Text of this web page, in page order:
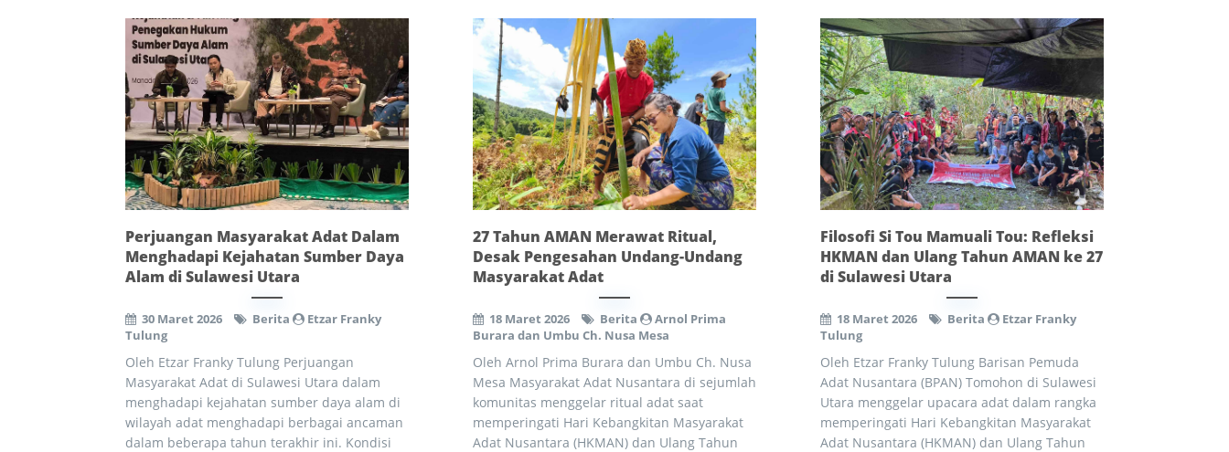
Perjuangan Masyarakat Adat Dalam
Menghadapi Kejahatan Sumber Daya
Alam di Sulawesi Utara
30 Maret 2026 Berita
Etzar Franky
Tulung
Oleh Etzar Franky Tulung Perjuangan
Masyarakat Adat di Sulawesi Utara dalam
menghadapi kejahatan sumber daya alam di
wilayah adat menghadapi berbagai ancaman
dalam beberapa tahun terakhir ini. Kondisi
27 Tahun AMAN Merawat Ritual,
Desak Pengesahan Undang-Undang
Masyarakat Adat
18 Maret 2026 Berita
Arnol Prima
Burara dan Umbu Ch. Nusa Mesa
Oleh Arnol Prima Burara dan Umbu Ch. Nusa
Mesa Masyarakat Adat Nusantara di sejumlah
komunitas menggelar ritual adat saat
memperingati Hari Kebangkitan Masyarakat
Adat Nusantara (HKMAN) dan Ulang Tahun
Filosofi Si Tou Mamuali Tou: Refleksi
HKMAN dan Ulang Tahun AMAN ke 27
di Sulawesi Utara
18 Maret 2026 Berita
Etzar Franky
Tulung
Oleh Etzar Franky Tulung Barisan Pemuda
Adat Nusantara (BPAN) Tomohon di Sulawesi
Utara menggelar upacara adat dalam rangka
memperingati Hari Kebangkitan Masyarakat
Adat Nusantara (HKMAN) dan Ulang Tahun